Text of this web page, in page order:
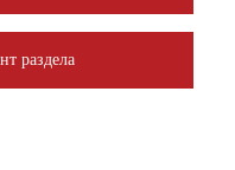
раздела